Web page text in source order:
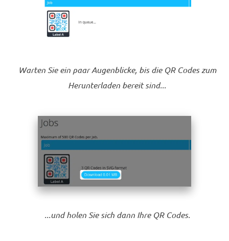
Warten Sie ein paar Augenblicke, bis die QR Codes zum
Herunterladen bereit sind...
...und holen Sie sich dann Ihre QR Codes.